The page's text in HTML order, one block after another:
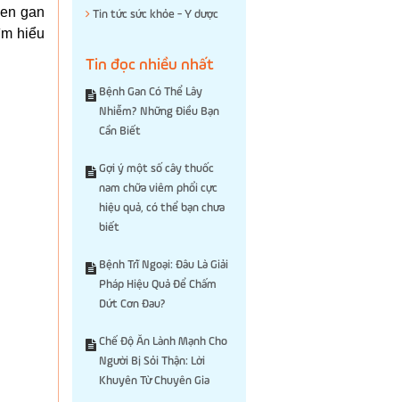
gan
hiểu
Tin tức sức khỏe - Y dược
Tin đọc nhiều nhất
Bệnh Gan Có Thể Lây
Nhiễm? Những Điều Bạn
Cần Biết
Gợi ý một số cây thuốc
nam chữa viêm phổi cực
hiệu quả, có thể bạn chưa
biết
Bệnh Trĩ Ngoại: Đâu Là Giải
Pháp Hiệu Quả Để Chấm
Dứt Cơn Đau?
Chế Độ Ăn Lành Mạnh Cho
Người Bị Sỏi Thận: Lời
Khuyên Từ Chuyên Gia